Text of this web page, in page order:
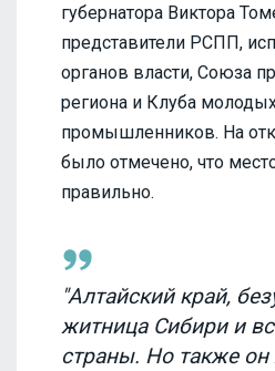
губернатора Виктора
представители РСПП,
органов власти, Союза
региона и Клуба
промышленников. На
было отмечено, что
правильно.
"Алтайский край,
житница Сибири и
страны. Но также он